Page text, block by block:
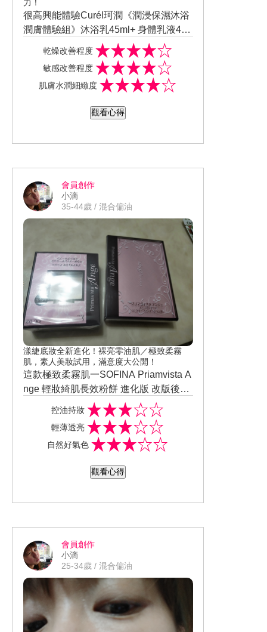
力！
很高興能體驗Curél珂潤《潤浸保濕沐浴
潤膚體驗組》沐浴乳45ml+ 身體乳液45
ml的產品 ，乳液白色沒有香味沐浴乳也
是沒有香味的喔，沐浴乳洗完全身感覺
皮膚不乾澀也不緊繃滿舒服，乳液擦在
身體上延展性很好，一下子就吸收到我
一層保護膜在保護肌膚不讓水分蒸發一
麼乾癢囉。
乾燥改善程度
敏感改善程度
肌膚水潤細緻度
觀看心得
會員創作
小滴
35-44歲 / 混合偏油
漾緁底妝全新進化！裸亮零油肌／極致柔霧
肌，素人美妝試用，滿意度大公開！
這款極致柔霧肌一SOFINA Priamvista A
nge 輕妝綺肌長效粉餅 進化版 改版後的
《輕妝綺肌長效粉餅》粉質更加細緻、
柔貼肌膚，輕拍兩頰就能均勻修飾斑點
和瑕疵，秘訣在於獨家「毛孔修飾技
術」，以光感科技修飾毛孔凹凸造成的
好膚質，就像啟動了肌膚的美顏模式，
餅的觸感很細緻，粉盒也超可愛的，擦
像柔焦模式擦起來粉霧粉霧，斑點部分
稍微能遮住但是整體而言真是個CP值超
控油持妝
輕薄透亮
自然好氣色
觀看心得
會員創作
小滴
25-34歲 / 混合偏油